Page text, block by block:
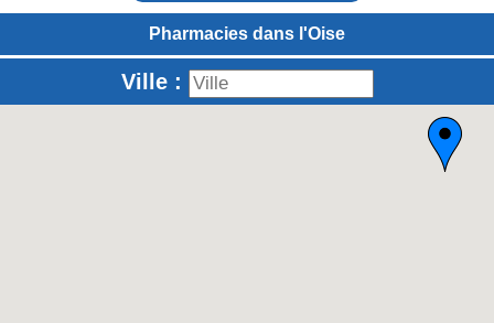
Pharmacies dans l'Oise
Ville :